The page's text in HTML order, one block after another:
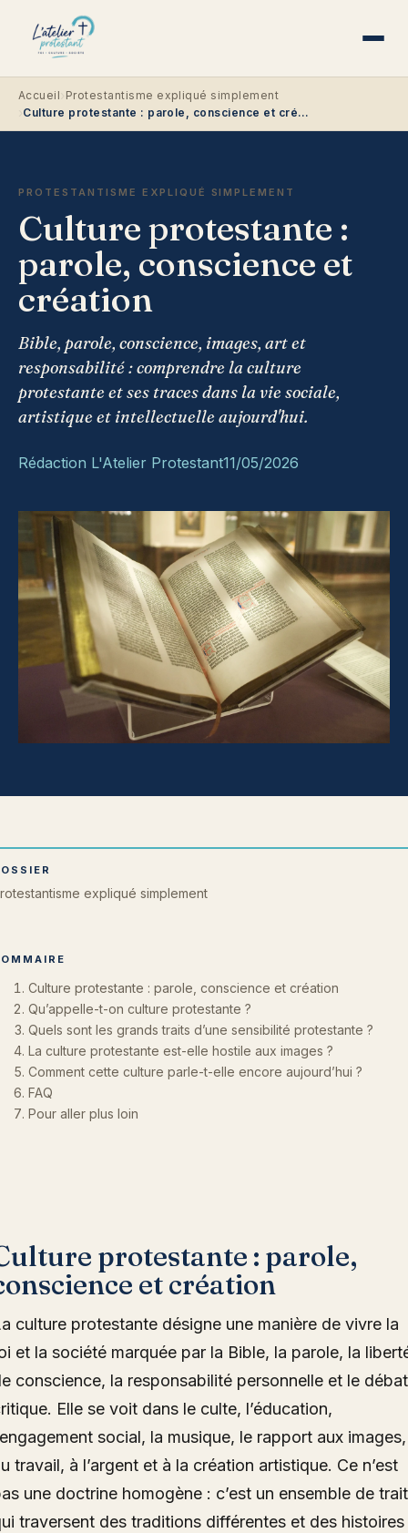
Accueil Protestantisme expliqué simplement
Culture protestante : parole, conscience et création
PROTESTANTISME EXPLIQUÉ SIMPLEMENT
Culture protestante :
parole, conscience et
création
Bible, parole, conscience, images, art et
responsabilité : comprendre la culture
protestante et ses traces dans la vie sociale,
artistique et intellectuelle aujourd'hui.
Rédaction L'Atelier Protestant11/05/2026
expliqué simplement
Culture protestante : parole, conscience et création
Qu’appelle-t-on culture protestante ?
Quels sont les grands traits d’une sensibilité protestante ?
La culture protestante est-elle hostile aux images ?
Comment cette culture parle-t-elle encore aujourd’hui ?
FAQ
Pour aller plus loin
protestante : parole,
et création
culture protestante désigne une manière de vivre la
et la société marquée par la Bible, la parole, la
conscience, la responsabilité personnelle et le débat
Elle se voit dans le culte, l’éducation,
social, la musique, le rapport aux images,
travail, à l’argent et à la création artistique. Ce n’est
une doctrine homogène : c’est un ensemble de
traversent des traditions différentes et des histoires